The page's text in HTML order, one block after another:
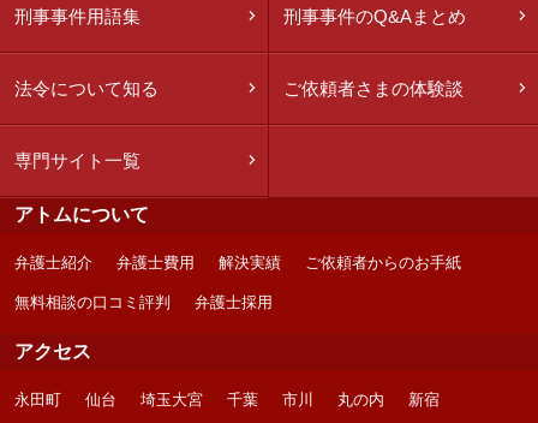
刑事事件用語集 刑事事件のQ&Aまとめ
法令について知る ご依頼者さまの体験談
専門サイト一覧
アトムについて
弁護士紹介 弁護士費用 解決実績 ご依頼者からのお手紙
無料相談の口コミ評判 弁護士採用
アクセス
永田町 仙台 埼玉大宮 千葉 市川 丸の内 新宿